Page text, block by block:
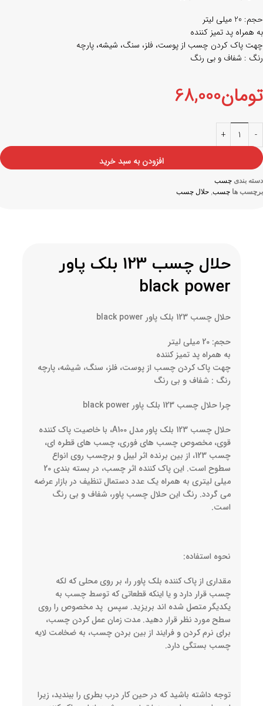
حجم: 20 میلی لیتر
به همراه پد تمیز کننده
چهت پاک کردن چسب از پوست، فلز، سنگ، شیشه، پارچه
رنگ : شفاف و بی رنگ
تومان68,000
افزودن به سبد خرید
دسته بندی چسب
برچسب ها چسب, حلال چسب
حلال چسب 123 بلک پاور
black power
حلال چسب 123 بلک پاور black power
حجم: 20 میلی لیتر
به همراه پد تمیز کننده
چهت پاک کردن چسب از پوست، فلز، سنگ، شیشه، پارچه
رنگ : شفاف و بی رنگ
چرا حلال چسب 123 بلک پاور black power
حلال چسب 123 بلک پاور مدل A100، با خاصیت پاک کننده
قوی، مخصوص چسب های فوری، چسب های قطره ای،
چسب 123، از بین برنده اثر لیبل و برچسب روی انواع
سطوح است. این پاک کننده اثر چسب، در بسته بندی 20
میلی لیتری به همراه یک عدد دستمال تنظیف در بازار عرضه
می گردد. رنگ این حلال چسب پاور، شفاف و بی رنگ
است.
نحوه استفاده:
مقداری از پاک کننده بلک پاور را، بر روی محلی که لکه
چسب قرار دارد و یا اینکه قطعاتی که توسط چسب به
یکدیگر متصل شده اند بریزید. سپس پد مخصوص را روی
سطح مورد نظر قرار دهید. مدت زمان عمل کردن چسب،
برای نرم کردن و فرایند از بین بردن چسب، به ضخامت لایه
چسب بستگی دارد.
توجه داشته باشید که در حین کار درب بطری را ببندید، زیرا